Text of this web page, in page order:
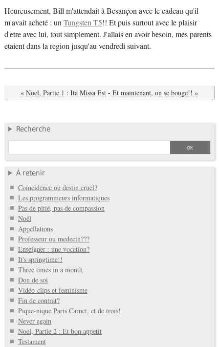
Heureusement, Bill m'attendait à Besançon avec le cadeau qu'il
m'avait acheté : unTungsten T5!! Et puis surtout avec le plaisir
d'etre avec lui, tout simplement. J'allais en avoir besoin, mes parents
etaient dans la region jusqu'au vendredi suivant.
« Noel, Partie 1 : Ita Missa Est - Et maintenant, on se bouge!! »
Recherche
À retenir
Coïncidence ou destin cruel?
Les programmeurs informatiques
Pas de pitié, pas de compassion
Noël
Appellations
Professeur ou medecin???
Enseigner : une vocation?
It's springtime!!
Three times in a month
Don de soi
Vidéo-clips et feminisme
Fin de contrat?
Pique-nique Paris Carnet, et de trois!
Never again
Noel, Partie 2 : Et bon appetit
Testament